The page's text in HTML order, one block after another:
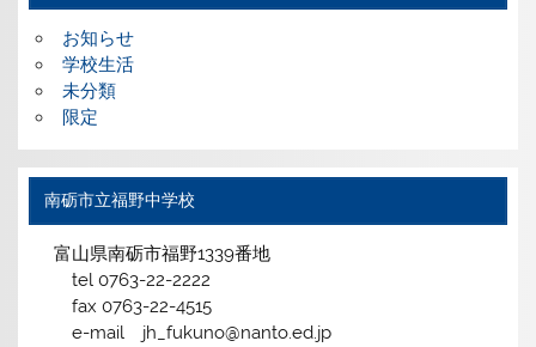
お知らせ
学校生活
未分類
限定
南砺市立福野中学校
富山県南砺市福野1339番地
tel 0763-22-2222
fax 0763-22-4515
e-mail jh_fukuno@nanto.ed.jp